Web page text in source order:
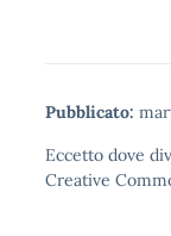
Pubblicato:
Eccetto dove
Creative